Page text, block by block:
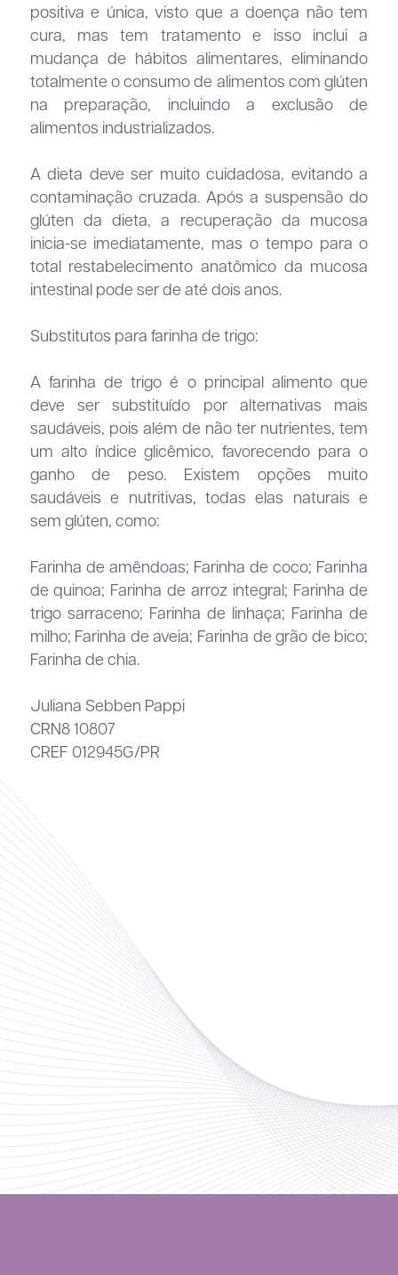
positiva e única, visto que a doença não tem
cura, mas tem tratamento e isso inclui a
mudança de hábitos alimentares, eliminando
totalmente o consumo de alimentos com glúten
na preparação, incluindo a exclusão de
alimentos industrializados.
A dieta deve ser muito cuidadosa, evitando a
contaminação cruzada. Após a suspensão do
glúten da dieta, a recuperação da mucosa
inicia-se imediatamente, mas o tempo para o
total restabelecimento anatômico da mucosa
intestinal pode ser de até dois anos.
Substitutos para farinha de trigo:
A farinha de trigo é o principal alimento que
deve ser substituído por alternativas mais
saudáveis, pois além de não ter nutrientes, tem
um alto índice glicêmico, favorecendo para o
ganho de peso. Existem opções muito
saudáveis e nutritivas, todas elas naturais e
sem glúten, como:
Farinha de amêndoas; Farinha de coco; Farinha
de quinoa; Farinha de arroz integral; Farinha de
trigo sarraceno; Farinha de linhaça; Farinha de
milho; Farinha de aveia; Farinha de grão de bico;
Farinha de chia.
Juliana Sebben Pappi
CRN8 10807
CREF 012945G/PR